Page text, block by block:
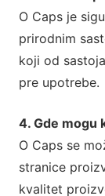
O Caps je
prirodnim
koji od
pre upotrebe.
4. Gde mogu
O Caps se
stranice
kvalitet